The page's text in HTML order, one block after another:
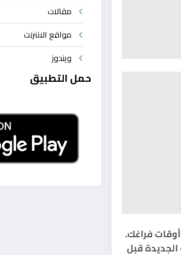
فراغك.
قبل
مقالات
مواقع الانترنت
ويندوز
حمل التطبيق